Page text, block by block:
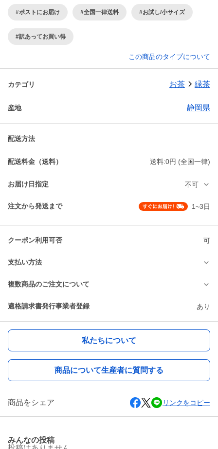
#ポストにお届け #全国一律送料 #お試し/小サイズ
#訳あってお買い得
この商品のタイプについて
カテゴリ お茶 緑茶
産地 静岡県
配送方法
配送料金（送料） 送料:0円 (全国一律)
お届け日指定 不可
注文から発送まで 1~3日
クーポン利用可否 可
支払い方法
複数商品のご注文について
適格請求書発行事業者登録 あり
私たちについて
商品について生産者に質問する
商品をシェア リンクをコピー
みんなの投稿